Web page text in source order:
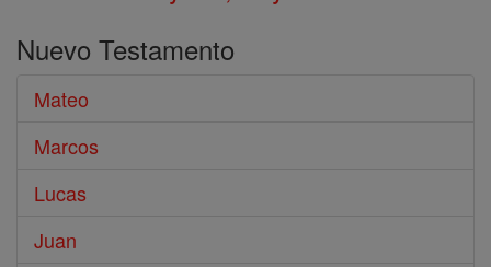
Nuevo Testamento
Mateo
Marcos
Lucas
Juan